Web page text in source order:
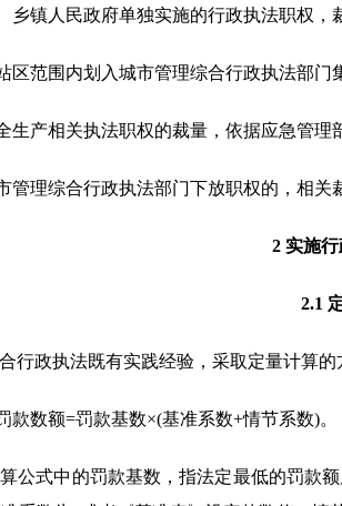
乡镇人民政府单独实施的行政执法职权
围内划入城市管理综合行政执法部门
产相关执法职权的裁量，依据应急管理
理综合行政执法部门下放职权的，相关
2 实施
2.1 定
政执法既有实践经验，采取定量计算的
数额=罚款基数×(基准系数+情节系数)。
式中的罚款基数，指法定最低的罚款